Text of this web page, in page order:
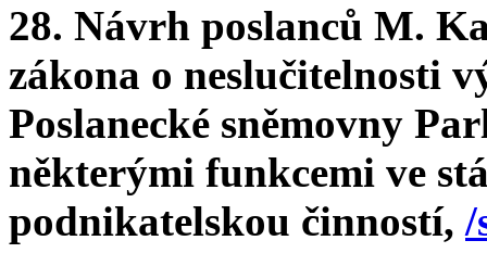
28. Návrh poslanců M.
zákona o neslučitelnosti
Poslanecké sněmovny
některými funkcemi ve
podnikatelskou činností, /